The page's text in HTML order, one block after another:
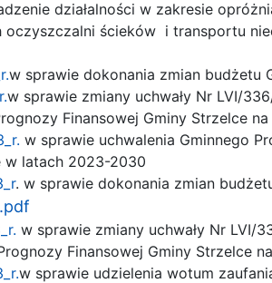
działalności w zakresie
ścieków i transportu
w sprawie dokonania zmian budżetu
w sprawie zmiany uchwały Nr LVI/
Finansowej Gminy Strzelce
w sprawie uchwalenia Gminnego
w latach 2023-2030
. w sprawie dokonania zmian
w sprawie zmiany uchwały Nr LVI/
Finansowej Gminy Strzelce
w sprawie udzielenia wotum